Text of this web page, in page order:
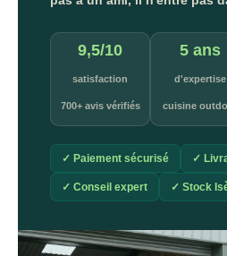
9,5/10
satisfaction
700+ avis vérifiés
5 ans
d'expertise
cuisine
✓ Paiement sécurisé ✓
✓ Conseil expert ✓ Stock